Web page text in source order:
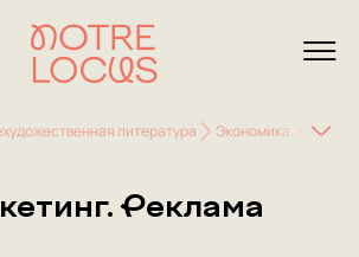
литература Экономика.
Реклама